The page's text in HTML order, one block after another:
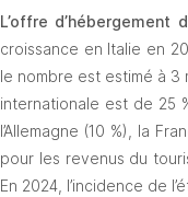
L’offre d’hébergement
croissance en Italie en
le nombre est estimé à 3
internationale est de 25
l’Allemagne (10 %), la
pour les revenus du
En 2024, l’incidence de